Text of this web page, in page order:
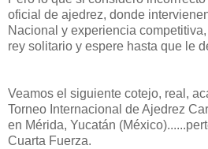
oficial de ajedrez, donde
Nacional y experiencia
rey solitario y espere hasta que le
Veamos el siguiente cotejo, real,
Torneo Internacional de Ajedrez
en Mérida, Yucatán
Cuarta Fuerza.